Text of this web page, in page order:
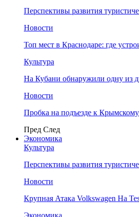
Перспективы развития
Новости
Топ мест в Краснодаре: где
Культура
На Кубани обнаружили одну из
Новости
Пробка на подъезде к
Пред След
Экономика
Культура
Перспективы развития
Новости
Крупная Атака Volkswagen На
Экономика